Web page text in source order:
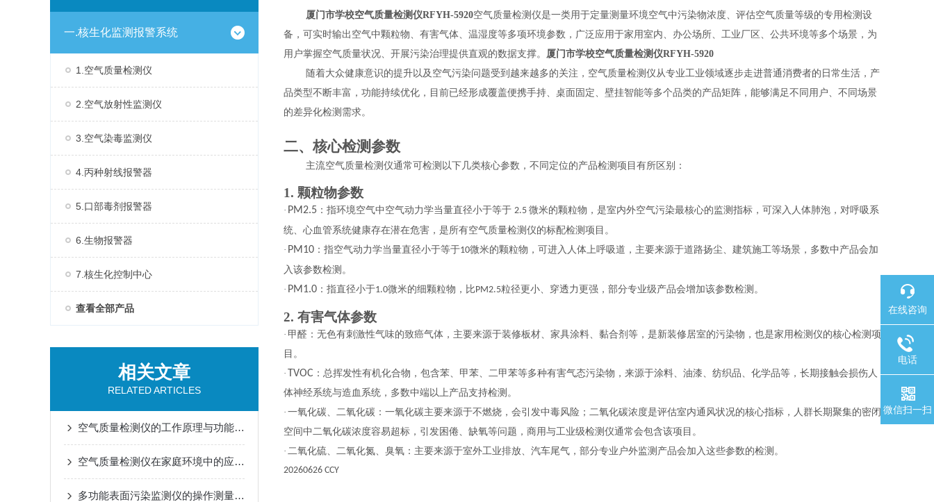
一.核生化监测报警系统
1.空气质量检测仪
2.空气放射性监测仪
3.空气染毒监测仪
4.丙种射线报警器
5.口部毒剂报警器
6.生物报警器
7.核生化控制中心
查看全部产品
相关文章
RELATED ARTICLES
空气质量检测仪的工作原理与功能特点概述
空气质量检测仪在家庭环境中的应用与选购技巧
多功能表面污染监测仪的操作测量方法
厦门市学校空气质量检测仪RFYH-5920空气质量检测仪是一类用于定量测量环境空气中污染物浓度、评估空气质量等级的专用检测设
备，可实时输出空气中颗粒物、有害气体、温湿度等多项环境参数，广泛应用于家用室内、办公场所、工业厂区、公共环境等多个场景，为
用户掌握空气质量状况、开展污染治理提供直观的数据支撑。 厦门市学校空气质量检测仪RFYH-5920
随着大众健康意识的提升以及空气污染问题受到越来越多的关注，空气质量检测仪从专业工业领域逐步走进普通消费者的日常生活，产
品类型不断丰富，功能持续优化，目前已经形成覆盖便携手持、桌面固定、壁挂智能等多个品类的产品矩阵，能够满足不同用户、不同场景
的差异化检测需求。
二、核心检测参数
主流空气质量检测仪通常可检测以下几类核心参数，不同定位的产品检测项目有所区别：
1. 颗粒物参数
· PM2.5 ：指环境空气中空气动力学当量直径小于等于 2.5 微米的颗粒物，是室内外空气污染最核心的监测指标，可深入人体肺泡，对呼吸系
统、心血管系统健康存在潜在危害，是所有空气质量检测仪的标配检测项目。
· PM10 ：指空气动力学当量直径小于等于10微米的颗粒物，可进入人体上呼吸道，主要来源于道路扬尘、建筑施工等场景，多数中产品会加
入该参数检测。
· PM1.0 ：指直径小于1.0微米的细颗粒物，比PM2.5粒径更小、穿透力更强，部分专业级产品会增加该参数检测。
2. 有害气体参数
· 甲醛：无色有刺激性气味的致癌气体，主要来源于装修板材、家具涂料、黏合剂等，是新装修居室的污染物，也是家用检测仪的核心检测项
目。
·
TVOC ：总挥发性有机化合物，包含苯、甲苯、二甲苯等多种有害气态污染物，来源于涂料、油漆、纺织品、化学品等，长期接触会损伤人
体神经系统与造血系统，多数中端以上产品支持检测。
· 一氧化碳、二氧化碳：一氧化碳主要来源于不燃烧，会引发中毒风险；二氧化碳浓度是评估室内通风状况的核心指标，人群长期聚集的密闭
空间中二氧化碳浓度容易超标，引发困倦、缺氧等问题，商用与工业级检测仪通常会包含该项目。
· 二氧化硫、二氧化氮、臭氧：主要来源于室外工业排放、汽车尾气，部分专业户外监测产品会加入这些参数的检测。
20260626 CCY
在线咨询
电话
微信扫一扫